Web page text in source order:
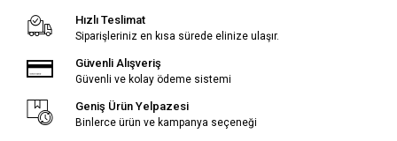
Hızlı Teslimat
Siparişleriniz en kısa sürede elinize ulaşır.
Güvenli Alışveriş
Güvenli ve kolay ödeme sistemi
Geniş Ürün Yelpazesi
Binlerce ürün ve kampanya seçeneği